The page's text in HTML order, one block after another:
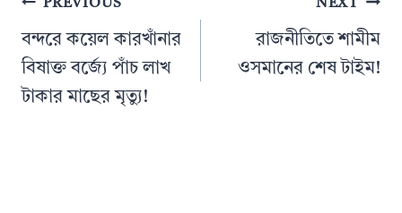
PREVIOUS
বন্দরে কয়েল কারখাঁনার
বিষাক্ত বর্জ্যে পাঁচ লাখ
টাকার মাছের মৃত্যু!
NEXT
রাজনীতিতে শামীম
ওসমানের শেষ টাইম!